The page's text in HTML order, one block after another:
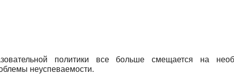
политики все больше смещается на
неуспеваемости.